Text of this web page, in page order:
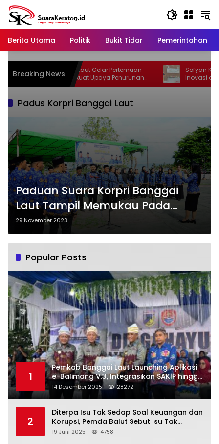
Langsung
konten
Berita Utama
Politik Bukit Tidar Pemerintahan
Breaking News
Dinkes Banggai Laut Gelar Pertemuan
Lintas Sektor Perkuat Upaya Penurunan
Stunting di Banggai Laut
Sofyan Kaepa:
Inovasi dan
Padus Korpri Banggai Laut
Paduan Suara Korpri Banggai
Laut Tampil Memukau Pada
Peringatan HUT Korpri Ke-52
Tahun
29 November 2023
Popular Posts
1
Pemkab Banggai Laut Launching Aplikasi
e-Balimang V.3, Integrasikan SAKIP hingga
Satu Data Layanan Publik
14 Desember 2025 28272
2
Diterpa Isu Tak Sedap Soal Keuangan dan
Korupsi, Pemda Balut Sebut Isu Tak
Berdasar
19 Juni 2025 4758